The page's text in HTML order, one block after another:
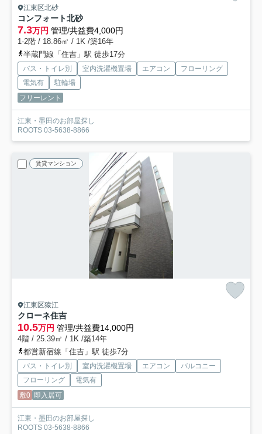
江東区北砂
コンフォート北砂
7.3万円 管理/共益費4,000円
1-2階 / 18.86㎡ / 1K /築16年
半蔵門線「住吉」駅 徒歩17分
バス・トイレ別 室内洗濯機置場 エアコン
フローリング
電気有
駐輪場
フリーレント
江東・墨田のお部屋探し
ROOTS 03-5638-8866
賃貸マンション
江東区猿江
クローネ住吉
10.5万円 管理/共益費14,000円
4階 / 25.39㎡ / 1K /築14年
都営新宿線「住吉」駅 徒歩7分
バス・トイレ別 室内洗濯機置場 エアコン
バルコニー
フローリング
電気有
敷0 即入居可
江東・墨田のお部屋探し
ROOTS 03-5638-8866